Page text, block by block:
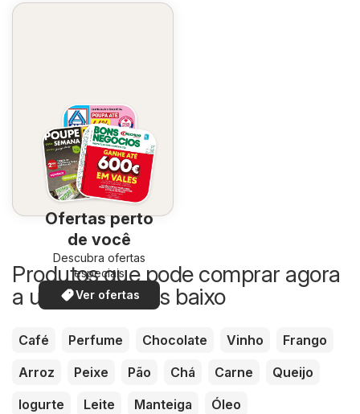
Ofertas perto
de você
Descubra ofertas
especiais
Ver ofertas
Produtos que pode comprar agora
a um preço mais baixo
Café Perfume Chocolate Vinho
Frango
Arroz
Peixe Pão Chá Carne
Queijo
Iogurte
Leite Manteiga Óleo